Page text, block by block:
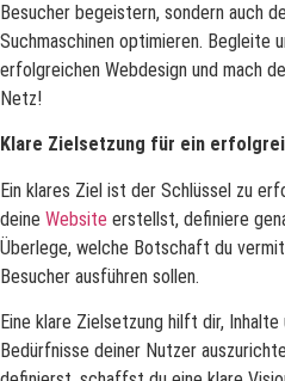
Besucher begeistern, sondern auch
Suchmaschinen optimieren. Begleite
erfolgreichen Webdesign und mach
Netz!
Klare Zielsetzung für ein
Ein klares Ziel ist der Schlüssel zu
deine Website erstellst, definiere
Überlege, welche Botschaft du
Besucher ausführen sollen.
Eine klare Zielsetzung hilft dir,
Bedürfnisse deiner Nutzer